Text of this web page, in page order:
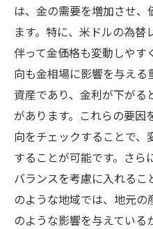
は、金の需要を増加させ、
ます。特に、米ドルの為
伴って金価格も変動しやす
向も金相場に影響を与える
資産であり、金利が下が
があります。これらの要因
向をチェックすることで
することが可能です。さら
バランスを考慮に入れる
のような地域では、地元
のような影響を与えてい